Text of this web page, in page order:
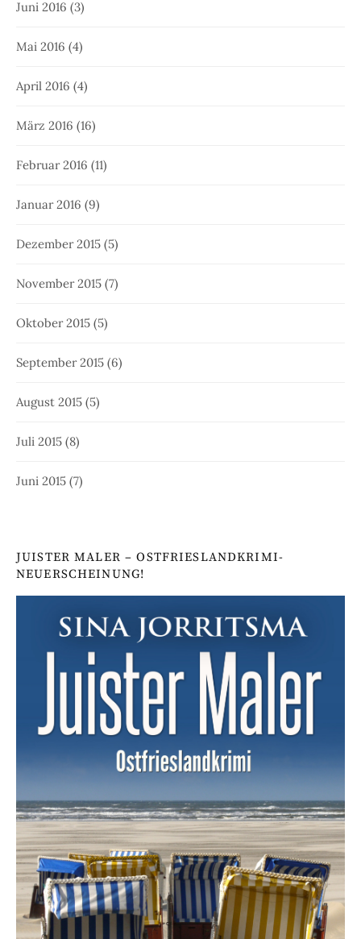
Juni 2016 (3)
Mai 2016 (4)
April 2016 (4)
März 2016 (16)
Februar 2016 (11)
Januar 2016 (9)
Dezember 2015 (5)
November 2015 (7)
Oktober 2015 (5)
September 2015 (6)
August 2015 (5)
Juli 2015 (8)
Juni 2015 (7)
JUISTER MALER – OSTFRIESLANDKRIMI-
NEUERSCHEINUNG!